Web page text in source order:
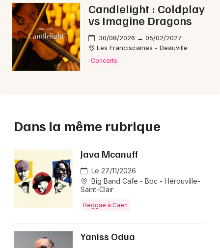
Candlelight : Coldplay
vs Imagine Dragons
30/08/2026 → 05/02/2027
Les Franciscaines - Deauville
Concerts
Dans la même rubrique
Java Mcanuff
Le 27/11/2026
Big Band Cafe - Bbc - Hérouville-
Saint-Clair
Reggae à Caen
Yaniss Odua